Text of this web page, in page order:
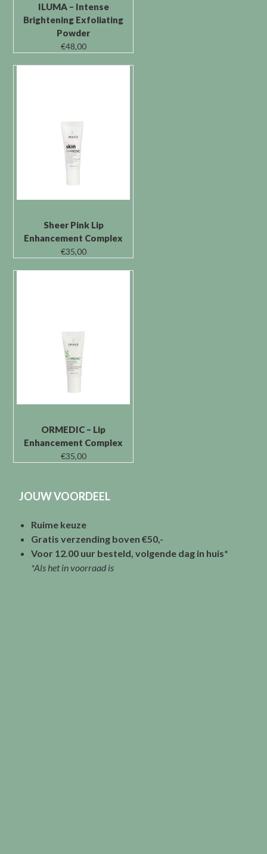
ILUMA – Intense
Brightening Exfoliating
Powder
€48,00
Sheer Pink Lip
Enhancement Complex
€35,00
ORMEDIC – Lip
Enhancement Complex
€35,00
JOUW VOORDEEL
Ruime keuze
Gratis verzending boven €50,-
Voor 12.00 uur besteld, volgende dag in huis*
*Als het in voorraad is